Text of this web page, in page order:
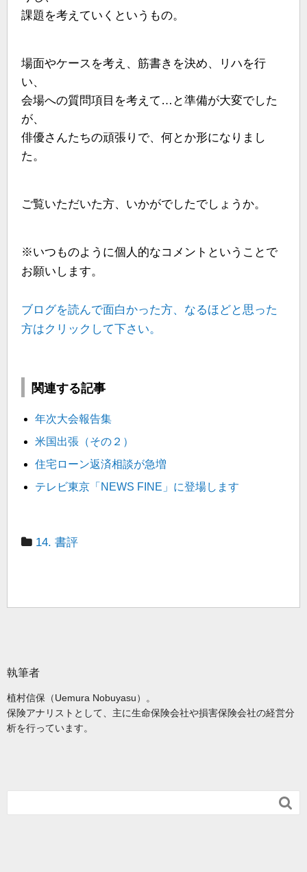
課題を考えていくというもの。
場面やケースを考え、筋書きを決め、リハを行
い、
会場への質問項目を考えて…と準備が大変でした
が、
俳優さんたちの頑張りで、何とか形になりまし
た。
ご覧いただいた方、いかがでしたでしょうか。
※いつものように個人的なコメントということで
お願いします。
ブログを読んで面白かった方、なるほどと思った
方はクリックして下さい。
関連する記事
年次大会報告集
米国出張（その２）
住宅ローン返済相談が急増
テレビ東京「NEWS FINE」に登場します
14. 書評
執筆者
植村信保（Uemura Nobuyasu）。
保険アナリストとして、主に生命保険会社や損害保険会社の経営分
析を行っています。
